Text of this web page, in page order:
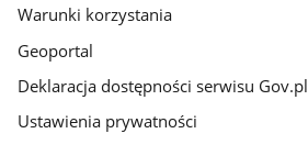
Warunki korzystania
Geoportal
Deklaracja dostępności serwisu Gov.pl
Ustawienia prywatności